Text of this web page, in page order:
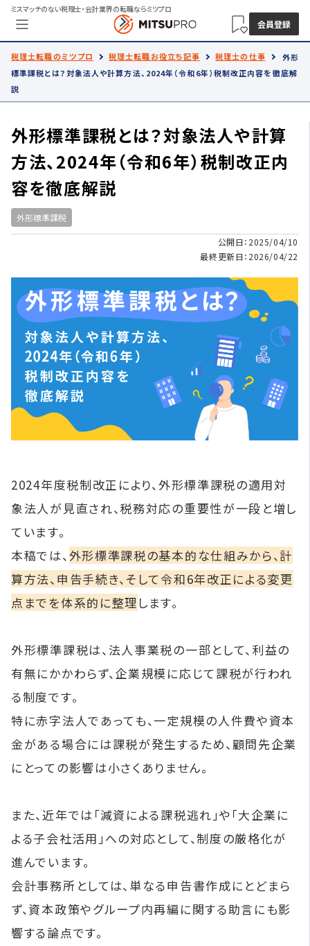
ミスマッチのない税理士・会計業界の転職ならミツプロ
会員登録
税理士転職のミツプロ 税理士転職お役立ち記事 税理士の仕事
外形
標準課税とは？対象法人や計算方法、2024年（令和6年）税制改正内容を徹底解
説
外形標準課税とは？対象法人や計算
方法、2024年（令和6年）税制改正内
容を徹底解説
外形標準課税
公開日：2025/04/10
最終更新日：2026/04/22
2024年度税制改正により、外形標準課税の適用対
象法人が見直され、税務対応の重要性が一段と増し
ています。
本稿では、 外形標準課税の基本的な仕組みから、計
算方法、申告手続き、そして令和6年改正による変更
点までを体系的に整理 します。
外形標準課税は、法人事業税の一部として、利益の
有無にかかわらず、企業規模に応じて課税が行われ
る制度です。
特に赤字法人であっても、一定規模の人件費や資本
金がある場合には課税が発生するため、顧問先企業
にとっての影響は小さくありません。
また、近年では「減資による課税逃れ」や「大企業に
よる子会社活用」への対応として、制度の厳格化が
進んでいます。
会計事務所としては、単なる申告書作成にとどまら
ず、資本政策やグループ内再編に関する助言にも影
響する論点です。